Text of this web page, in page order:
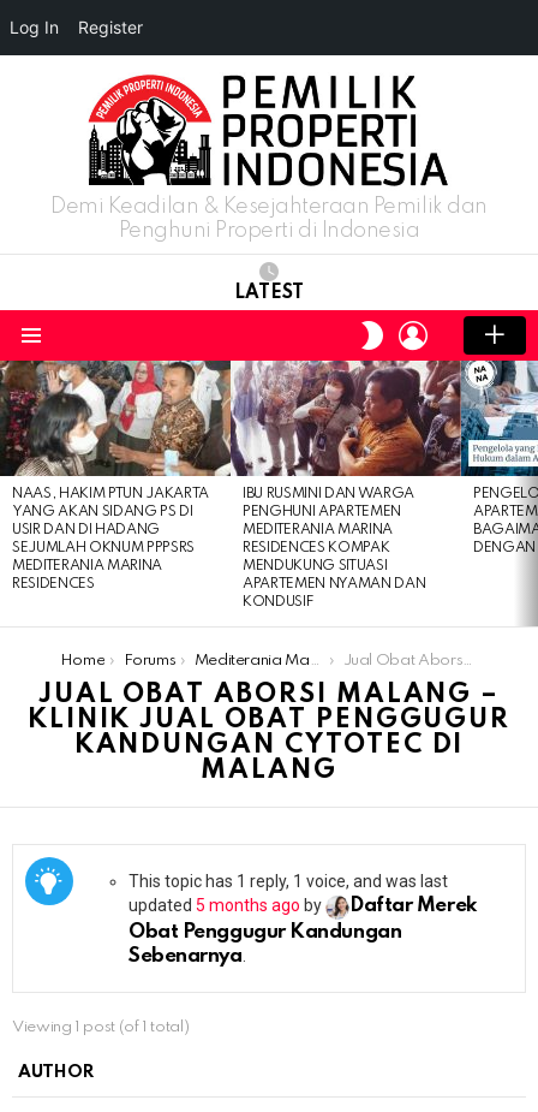
Demi Keadilan & Kesejahteraan Pemilik dan
Penghuni Properti di Indonesia
LATEST
SWITCH
SKIN
LOGIN
LATEST
STORIES
NAAS, HAKIM PTUN JAKARTA
YANG AKAN SIDANG PS DI
USIR DAN DI HADANG
SEJUMLAH OKNUM PPPSRS
MEDITERANIA MARINA
RESIDENCES
IBU RUSMINI DAN WARGA
PENGHUNI APARTEMEN
MEDITERANIA MARINA
RESIDENCES KOMPAK
MENDUKUNG SITUASI
APARTEMEN NYAMAN DAN
KONDUSIF
DENGAN
You are here:
Home Forums Mediterania Marina Residences Jual Obat Aborsi Malang – Klinik Jual Obat Penggugur Kandungan Cytotec Di Malang
JUAL OBAT ABORSI MALANG –
KLINIK JUAL OBAT PENGGUGUR
KANDUNGAN CYTOTEC DI
MALANG
This topic has 1 reply, 1 voice, and was last
updated 5 months ago by
Daftar Merek
Obat Penggugur Kandungan
Sebenarnya.
Viewing 1 post (of 1 total)
AUTHOR
Log In Register